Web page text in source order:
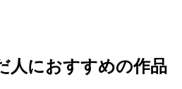
人におすすめの作品